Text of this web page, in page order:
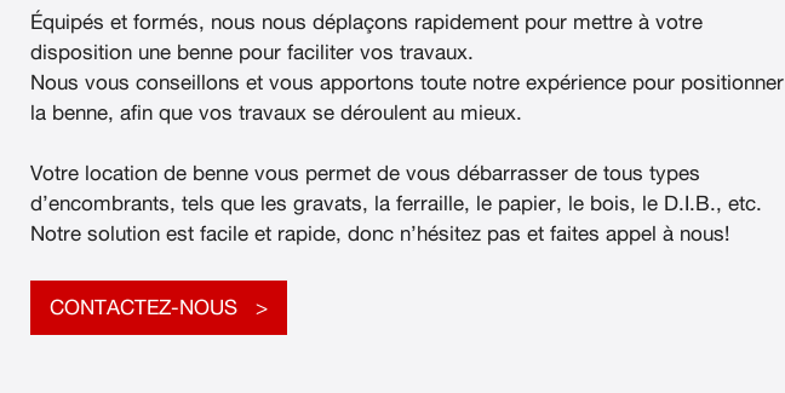
Équipés et formés, nous nous déplaçons rapidement pour mettre à votre
disposition une benne pour faciliter vos travaux.
Nous vous conseillons et vous apportons toute notre expérience pour positionner
la benne, afin que vos travaux se déroulent au mieux.
Votre location de benne vous permet de vous débarrasser de tous types
d’encombrants, tels que les gravats, la ferraille, le papier, le bois, le D.I.B., etc.
Notre solution est facile et rapide, donc n’hésitez pas et faites appel à nous!
CONTACTEZ-NOUS